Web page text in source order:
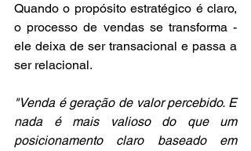
Quando o propósito estratégico é claro,
o processo de vendas se transforma -
ele deixa de ser transacional e passa a
ser relacional.
"Venda é geração de valor percebido. E
nada é mais valioso do que um
posicionamento claro baseado em